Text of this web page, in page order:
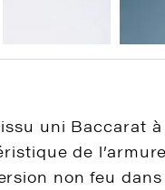
uni Baccarat
de
non feu dans